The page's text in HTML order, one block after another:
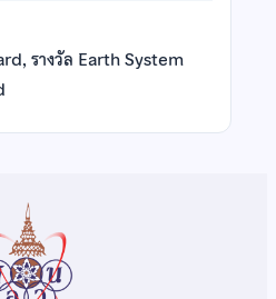
รางวัล Earth System